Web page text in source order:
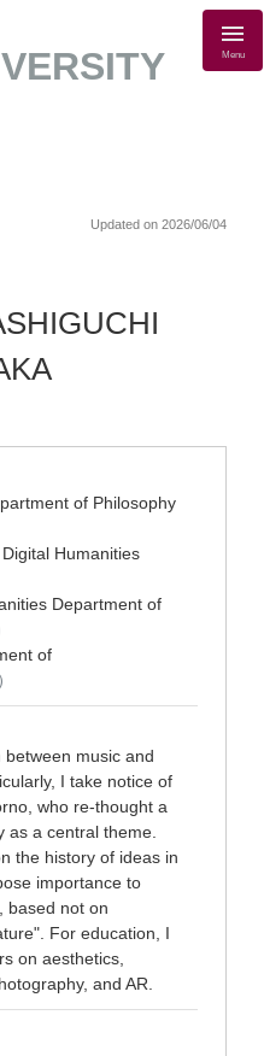
Menu
Updated on 2026/06/04
of Philosophy
Humanities
Department of
of
music and
I take notice of
who re-thought a
as a central theme.
the history of ideas in
importance to
based not on
For education, I
on aesthetics,
and AR.